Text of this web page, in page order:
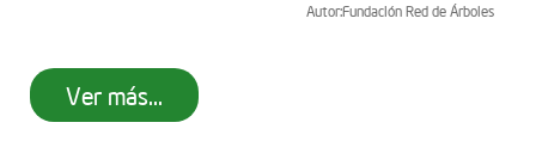
Autor:Fundación Red de Árboles
Ver más...